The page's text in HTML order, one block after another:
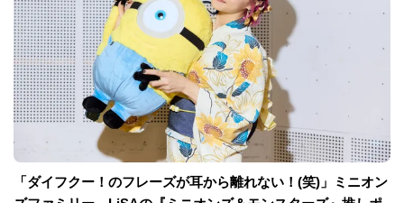
「ダイフクー！のフレーズが耳から離れない！(笑)」ミニオン